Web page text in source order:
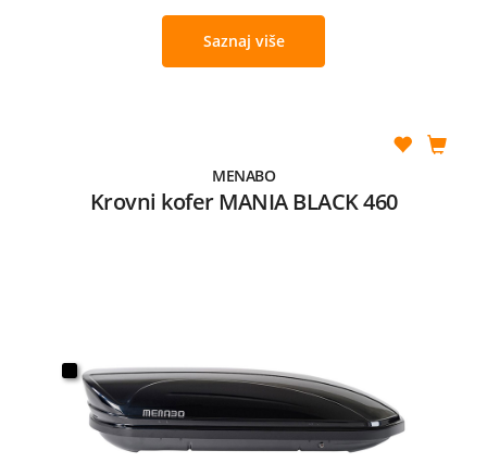
Saznaj više
MENABO
Krovni kofer MANIA BLACK 460